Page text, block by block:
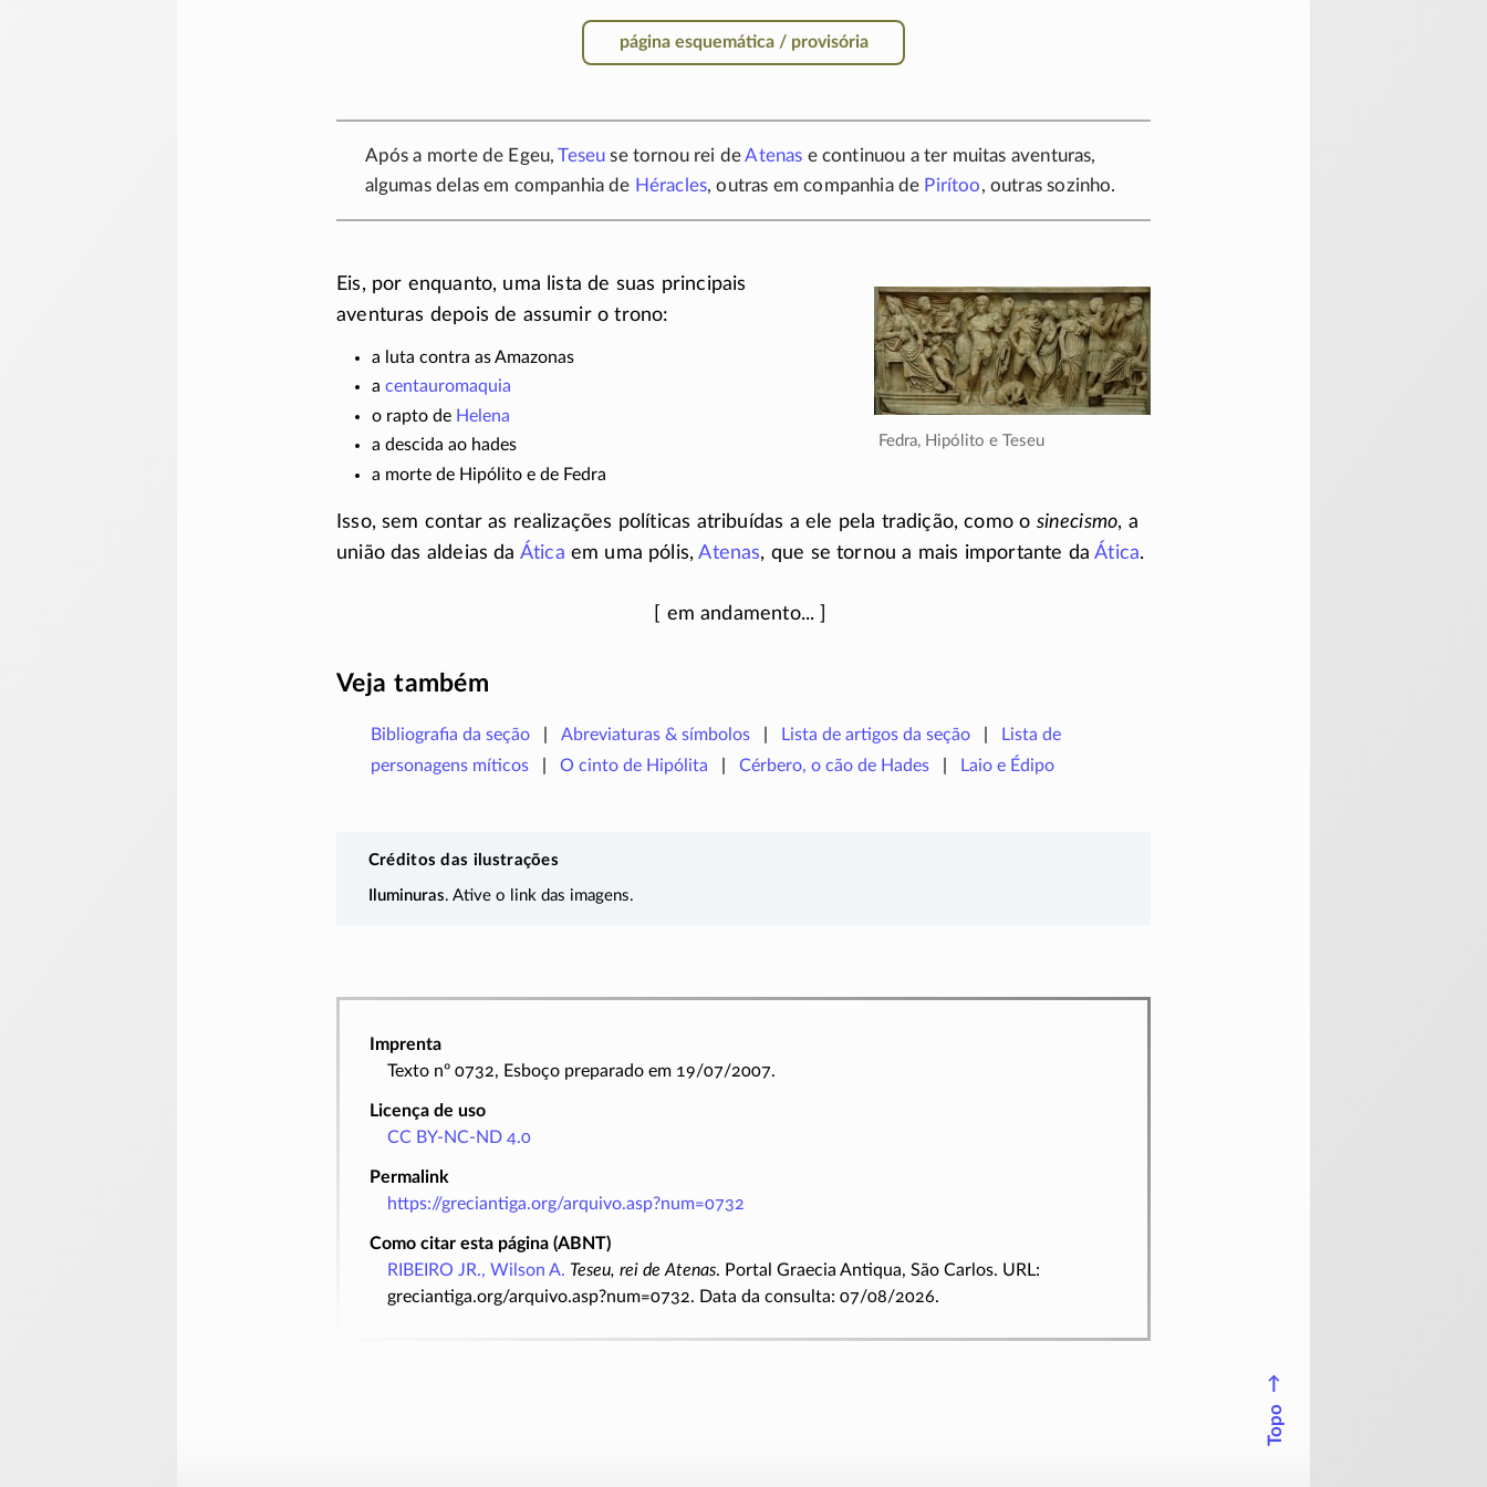
página esquemática / provisória
Após a morte de Egeu,Teseu se tornou rei deAtenas e continuou a ter muitas aventuras,
algumas delas em companhia de Héracles, outras em companhia de Pirítoo, outras sozinho.
Fedra, Hipólito e Teseu
Eis, por enquanto, uma lista de suas principais
aventuras depois de assumir o trono:
a luta contra as Amazonas
a centauromaquia
o rapto de Helena
a descida ao hades
a morte de Hipólito e de Fedra
Isso, sem contar as realizações políticas atribuídas a ele pela tradição, como o sinecismo, a
união das aldeias da Ática em uma pólis,Atenas, que se tornou a mais importante daÁtica.
Veja também
Bibliografia da seção Abreviaturas & símbolos Lista de artigos da seção
Lista de
personagens míticos
O cinto de Hipólita Cérbero, o cão de Hades Laio e Édipo
Créditos das ilustrações
Iluminuras. Ative o link das imagens.
Imprenta
Texto nº 0732, Esboço preparado em 19/07/2007.
Licença de uso
CC BY-NC-ND 4.0
Permalink
https://greciantiga.org/arquivo.asp?num=0732
Como citar esta página (ABNT)
RIBEIRO JR., Wilson A. Teseu, rei de Atenas. Portal Graecia Antiqua, São Carlos. URL:
greciantiga.org/arquivo.asp?num=0732. Data da consulta: 07/08/2026.
↑
Topo